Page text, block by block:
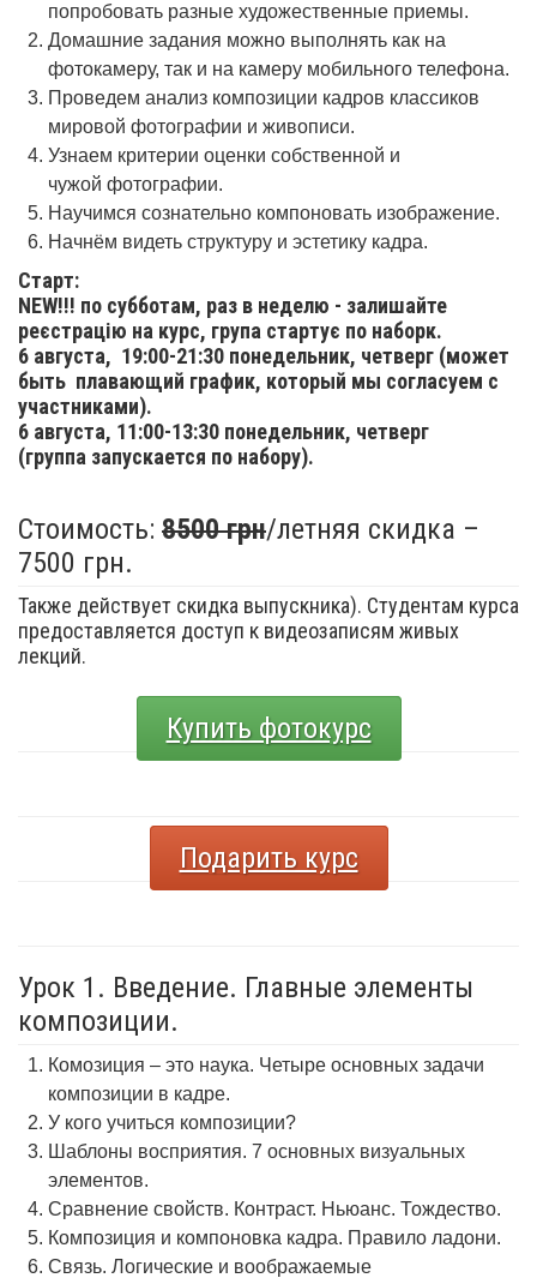
попробовать разные художественные приемы.
Домашние задания можно выполнять как на
фотокамеру, так и на камеру мобильного телефона.
Проведем анализ композиции кадров классиков
мировой фотографии и живописи.
Узнаем критерии оценки собственной и
чужой фотографии.
Научимся сознательно компоновать изображение.
Начнём видеть структуру и эстетику кадра.
Старт:
NEW!!! по субботам, раз в неделю - залишайте
реєстрацію на курс, група стартує по наборк.
6 августа, 19:00-21:30 понедельник, четверг (может
быть плавающий график, который мы согласуем с
участниками).
6 августа, 11:00-13:30 понедельник, четверг
(группа запускается по набору).
Стоимость: 8500 грн/летняя скидка –
7500 грн.
Также действует скидка выпускника). Студентам курса
предоставляется доступ к видеозаписям живых
лекций.
Купить фотокурс
Подарить курс
Урок 1. Введение. Главные элементы
композиции.
Комозиция – это наука. Четыре основных задачи
композиции в кадре.
У кого учиться композиции?
Шаблоны восприятия. 7 основных визуальных
элементов.
Сравнение свойств. Контраст. Ньюанс. Тождество.
Композиция и компоновка кадра. Правило ладони.
Связь. Логические и воображаемые